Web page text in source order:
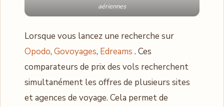
aériennes
Lorsque vous lancez une recherche sur
Opodo, Govoyages, Edreams . Ces
comparateurs de prix des vols recherchent
simultanément les offres de plusieurs sites
et agences de voyage. Cela permet de